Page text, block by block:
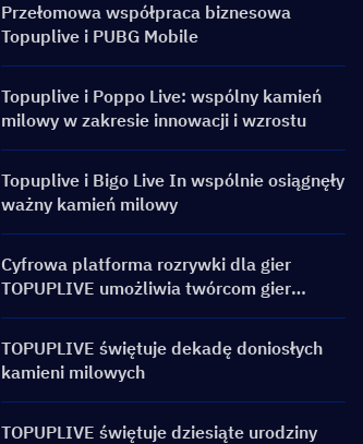
Przełomowa współpraca biznesowa
Topuplive i PUBG Mobile
Topuplive i Poppo Live: wspólny kamień
milowy w zakresie innowacji i wzrostu
Topuplive i Bigo Live In wspólnie osiągnęły
ważny kamień milowy
Cyfrowa platforma rozrywki dla gier
TOPUPLIVE umożliwia twórcom gier
wejście na rynek globalny
TOPUPLIVE świętuje dekadę doniosłych
kamieni milowych
TOPUPLIVE świętuje dziesiąte urodziny